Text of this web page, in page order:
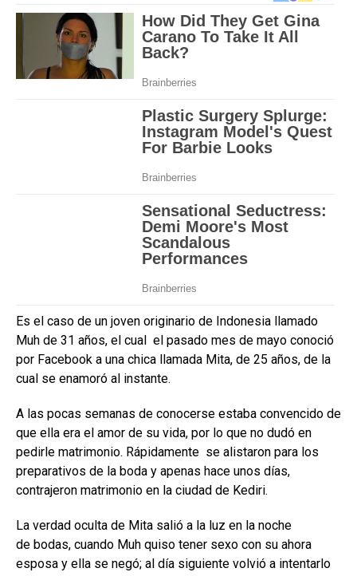
Es el caso de un joven originario de Indonesia llamado
Muh de 31 años, el cual el pasado mes de mayo conoció
por Facebook a una chica llamada Mita, de 25 años, de la
cual se enamoró al instante.
A las pocas semanas de conocerse estaba convencido de
que ella era el amor de su vida, por lo que no dudó en
pedirle matrimonio. Rápidamente se alistaron para los
preparativos de la boda y apenas hace unos días,
contrajeron matrimonio en la ciudad de Kediri.
La verdad oculta de Mita salió a la luz en la noche
de bodas, cuando Muh quiso tener sexo con su ahora
esposa y ella se negó; al día siguiente volvió a intentarlo